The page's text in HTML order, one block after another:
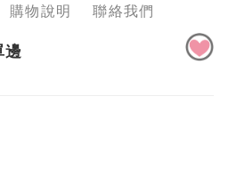
購物說明 聯絡我們
邊